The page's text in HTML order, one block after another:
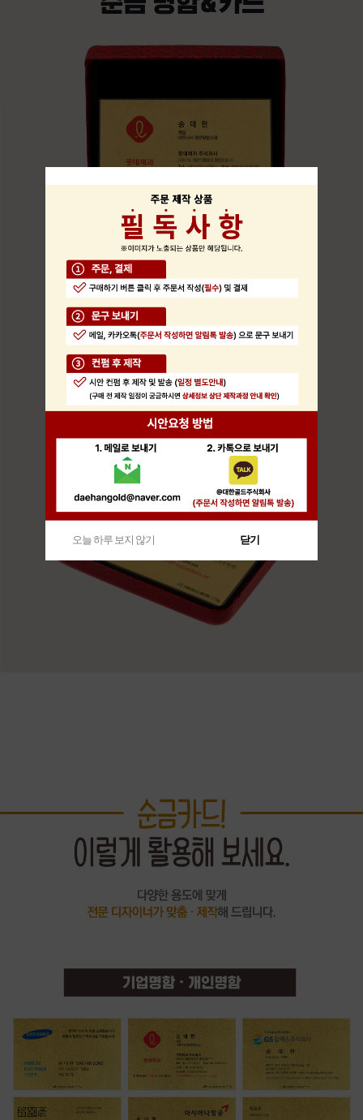
오늘 하루 보지 않기 닫기